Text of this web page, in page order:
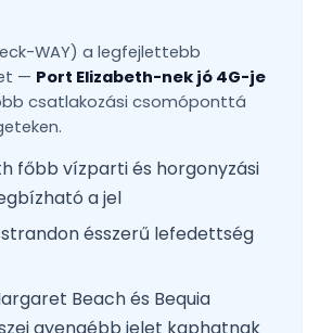
WAY) a legfejlettebb
— Port Elizabeth-nek jó 4G-je
csatlakozási csomóponttá
főbb vízparti és horgonyzási
a jel
strandon ésszerű lefedettség
Beach és Bequia